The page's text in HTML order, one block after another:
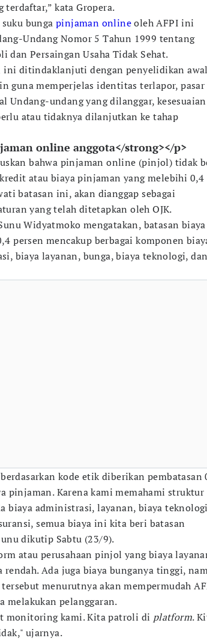
terdaftar,” kata Gropera.
bunga pinjaman onlineoleh AFPI ini
Undang Nomor 5 Tahun 1999 tentang
dan Persaingan Usaha Tidak Sehat.
ini ditindaklanjuti dengan penyelidikan awal
guna memperjelas identitas terlapor, pasar
Undang-undang yang dilanggar,
atau tidaknya dilanjutkan ke tahap
online anggota</strong></p>
bahwa pinjaman online (pinjol) tidak
atau biaya pinjaman yang melebihi 0,4
batasan ini, akan dianggap sebagai
yang telah ditetapkan oleh OJK.
Widyatmoko mengatakan, batasan biaya
persen mencakup berbagai komponen
biaya layanan, bunga, biaya teknologi, dan
kode etik diberikan pembatasan
pinjaman. Karena kami memahami struktur
biaya administrasi, layanan, biaya
semua biaya ini kita beri batasan
dikutip Sabtu (23/9).
atau perusahaan pinjol yang biaya
Ada juga biaya bunganya tinggi,
menurutnya akan mempermudah
melakukan pelanggaran.
monitoring kami. Kita patroli di platform.
ujarnya.